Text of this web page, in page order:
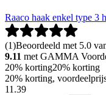
Raaco haak enkel type 3
(1)Beoordeeld met 5.0
9.11 met GAMMA
20% korting20% korting
20% korting,
11 .39